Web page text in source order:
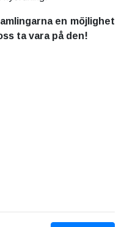
en möjlighet
ta vara på den!